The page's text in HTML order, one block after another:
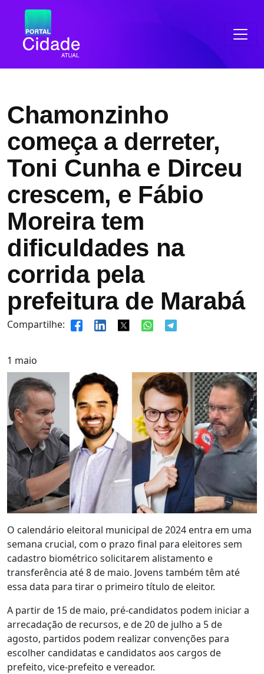
Chamonzinho
começa a derreter,
Toni Cunha e Dirceu
crescem, e Fábio
Moreira tem
dificuldades na
corrida pela
prefeitura de Marabá
Compartilhe:
1 maio
O calendário eleitoral municipal de 2024 entra em uma
semana crucial, com o prazo final para eleitores sem
cadastro biométrico solicitarem alistamento e
transferência até 8 de maio. Jovens também têm até
essa data para tirar o primeiro título de eleitor.
A partir de 15 de maio, pré-candidatos podem iniciar a
arrecadação de recursos, e de 20 de julho a 5 de
agosto, partidos podem realizar convenções para
escolher candidatas e candidatos aos cargos de
prefeito, vice-prefeito e vereador.